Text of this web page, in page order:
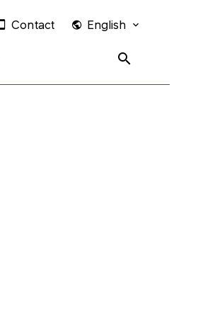
Contact English